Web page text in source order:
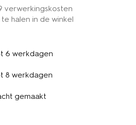
verwerkingskosten
halen in de winkel
6 werkdagen
8 werkdagen
gemaakt